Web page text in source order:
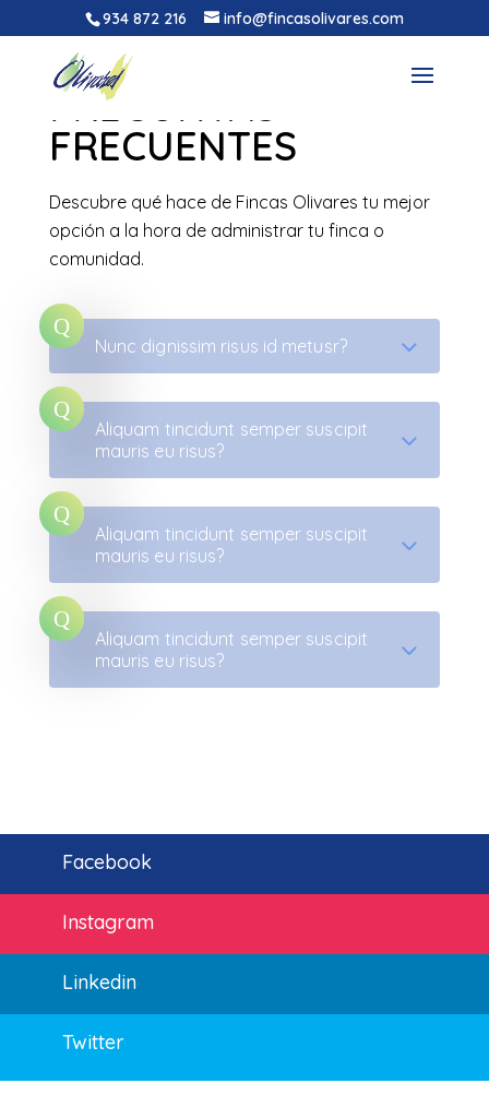
934 872 216 info@fincasolivares.com
PREGUNTAS
FRECUENTES
Descubre qué hace de Fincas Olivares tu mejor
opción a la hora de administrar tu finca o
comunidad.
Nunc dignissim risus id metusr?
Aliquam tincidunt semper suscipit
mauris eu risus?
Aliquam tincidunt semper suscipit
mauris eu risus?
Aliquam tincidunt semper suscipit
mauris eu risus?
Facebook
Instagram
Linkedin
Twitter